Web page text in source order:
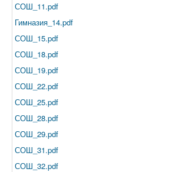
СОШ_11.pdf
Гимназия_14.pdf
СОШ_15.pdf
СОШ_18.pdf
СОШ_19.pdf
СОШ_22.pdf
СОШ_25.pdf
СОШ_28.pdf
СОШ_29.pdf
СОШ_31.pdf
СОШ_32.pdf